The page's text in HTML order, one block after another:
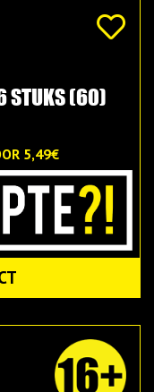
STUKS (60)
5,49€